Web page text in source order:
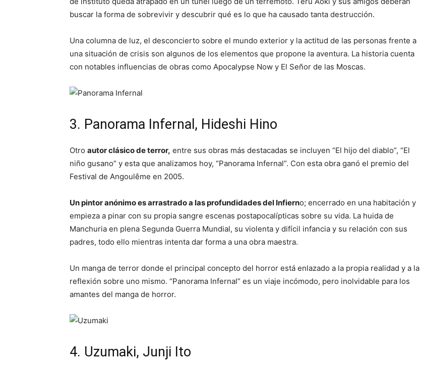
buscar la forma de sobrevivir y descubrir qué es lo que ha causado tanta destrucción.
Una columna de luz, el desconcierto sobre el mundo exterior y la actitud de las personas frente a
una situación de crisis son algunos de los elementos que propone la aventura. La historia cuenta
con notables influencias de obras como Apocalypse Now y El Señor de las Moscas.
3. Panorama Infernal, Hideshi Hino
Otro autor clásico de terror, entre sus obras más destacadas se incluyen “El hijo del diablo”, “El
niño gusano” y esta que analizamos hoy, “Panorama Infernal”. Con esta obra ganó el premio del
Festival de Angoulême en 2005.
Un pintor anónimo es arrastrado a las profundidades del Infierno; encerrado en una habitación y
empieza a pinar con su propia sangre escenas postapocalípticas sobre su vida. La huida de
Manchuria en plena Segunda Guerra Mundial, su violenta y difícil infancia y su relación con sus
padres, todo ello mientras intenta dar forma a una obra maestra.
Un manga de terror donde el principal concepto del horror está enlazado a la propia realidad y a la
reflexión sobre uno mismo. “Panorama Infernal” es un viaje incómodo, pero inolvidable para los
amantes del manga de horror.
4. Uzumaki, Junji Ito